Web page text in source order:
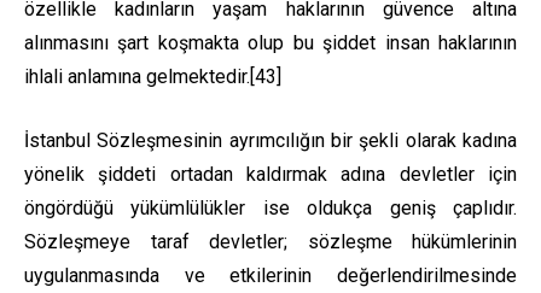
özellikle kadınların yaşam haklarının güvence altına
alınmasını şart koşmakta olup bu şiddet insan haklarının
ihlali anlamına gelmektedir.[43]
İstanbul Sözleşmesinin ayrımcılığın bir şekli olarak kadına
yönelik şiddeti ortadan kaldırmak adına devletler için
öngördüğü yükümlülükler ise oldukça geniş çaplıdır.
Sözleşmeye taraf devletler; sözleşme hükümlerinin
uygulanmasında ve etkilerinin değerlendirilmesinde